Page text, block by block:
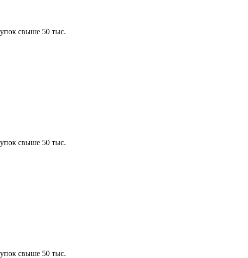
свыше 50 тыс.
свыше 50 тыс.
свыше 50 тыс.